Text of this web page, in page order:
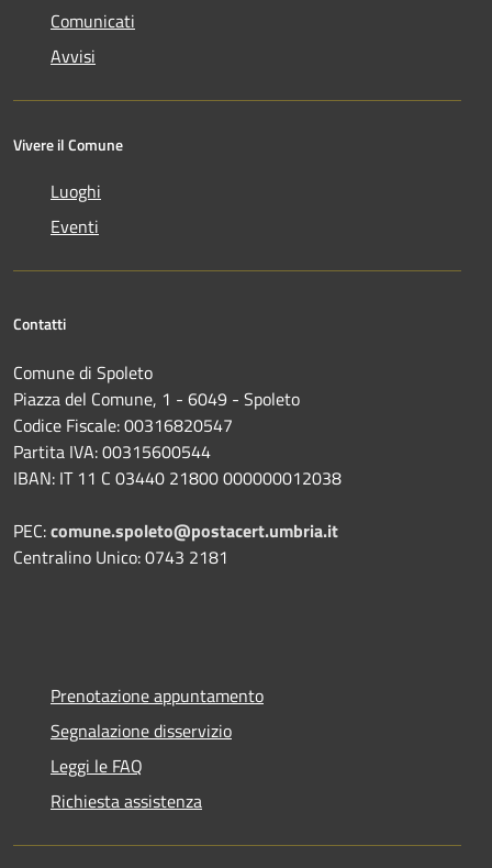
Comunicati
Avvisi
Vivere il Comune
Luoghi
Eventi
Contatti
Comune di Spoleto
Piazza del Comune, 1 - 6049 - Spoleto
Codice Fiscale: 00316820547
Partita IVA: 00315600544
IBAN: IT 11 C 03440 21800 000000012038
PEC:comune.spoleto@postacert.umbria.it
Centralino Unico: 0743 2181
Prenotazione appuntamento
Segnalazione disservizio
Leggi le FAQ
Richiesta assistenza